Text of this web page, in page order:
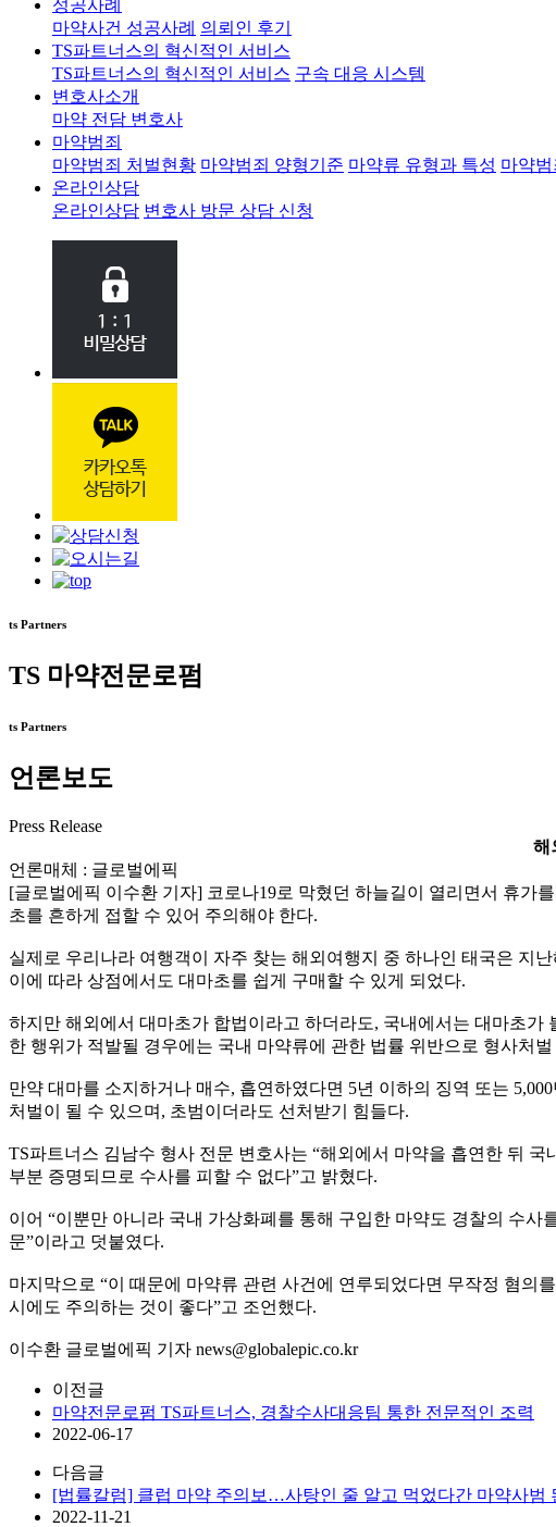
성공사례
마약사건 성공사례 의뢰인 후기
TS파트너스의 혁신적인 서비스
TS파트너스의 혁신적인 서비스 구속 대응 시스템
변호사소개
마약 전담 변호사
마약범죄
마약범죄 처벌현황 마약범죄 양형기준 마약류 유형과 특성 마약
온라인상담
온라인상담 변호사 방문 상담 신청
ts Partners
TS 마약전문로펌
ts Partners
언론보도
Press Release
해
언론매체 : 글로벌에픽
[글로벌에픽 이수환 기자] 코로나19로 막혔던 하늘길이 열리면서 휴가
초를 흔하게 접할 수 있어 주의해야 한다.
실제로 우리나라 여행객이 자주 찾는 해외여행지 중 하나인 태국은 지
이에 따라 상점에서도 대마초를 쉽게 구매할 수 있게 되었다.
하지만 해외에서 대마초가 합법이라고 하더라도, 국내에서는 대마초
한 행위가 적발될 경우에는 국내 마약류에 관한 법률 위반으로 형사처벌
만약 대마를 소지하거나 매수, 흡연하였다면 5년 이하의 징역 또는
처벌이 될 수 있으며, 초범이더라도 선처받기 힘들다.
TS파트너스 김남수 형사 전문 변호사는 “해외에서 마약을 흡연한 뒤
부분 증명되므로 수사를 피할 수 없다”고 밝혔다.
이어 “이뿐만 아니라 국내 가상화폐를 통해 구입한 마약도 경찰의 수
문”이라고 덧붙였다.
마지막으로 “이 때문에 마약류 관련 사건에 연루되었다면 무작정 혐의
시에도 주의하는 것이 좋다”고 조언했다.
이수환 글로벌에픽 기자 news@globalepic.co.kr
이전글
마약전문로펌 TS파트너스, 경찰수사대응팀 통한 전문적인 조력
2022-06-17
다음글
[법률칼럼] 클럽 마약 주의보…사탕인 줄 알고 먹었다간 마약사범
2022-11-21